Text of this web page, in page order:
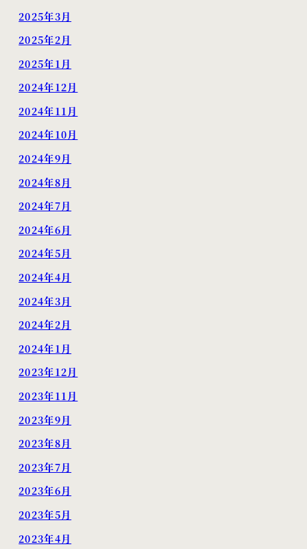
2025年3月
2025年2月
2025年1月
2024年12月
2024年11月
2024年10月
2024年9月
2024年8月
2024年7月
2024年6月
2024年5月
2024年4月
2024年3月
2024年2月
2024年1月
2023年12月
2023年11月
2023年9月
2023年8月
2023年7月
2023年6月
2023年5月
2023年4月